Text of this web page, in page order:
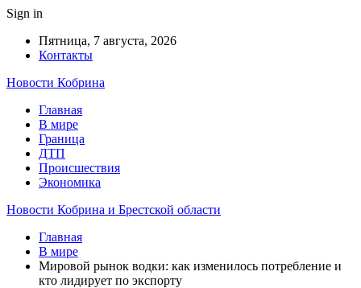
Sign in
Пятница, 7 августа, 2026
Контакты
Новости Кобрина
Главная
В мире
Граница
ДТП
Происшествия
Экономика
Новости Кобрина и Брестской области
Главная
В мире
Мировой рынок водки: как изменилось потребление и
кто лидирует по экспорту